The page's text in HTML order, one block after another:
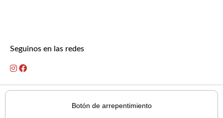
Seguinos en las redes
Botón de arrepentimiento